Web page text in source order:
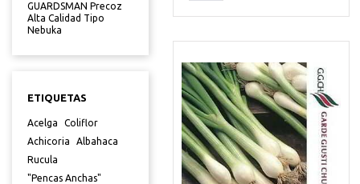
GUARDSMAN Precoz
Alta Calidad Tipo
Nebuka
ETIQUETAS
Acelga
Coliflor
Achicoria
Albahaca
Rucula
"Pencas Anchas"